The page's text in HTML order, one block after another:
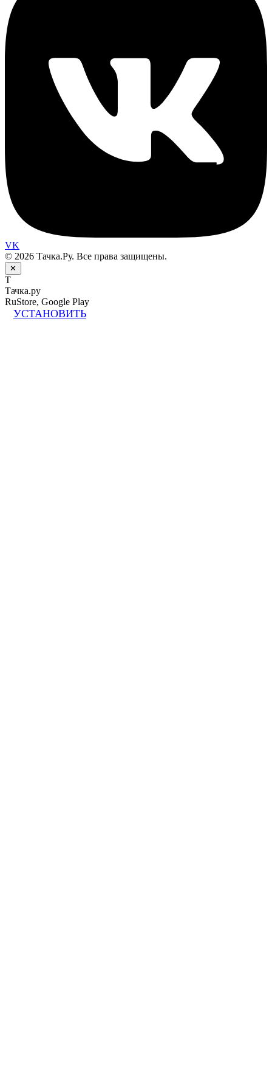
VK
© 2026 Тачка.Ру. Все права защищены.
✕
Т
Тачка.ру
RuStore, Google Play
УСТАНОВИТЬ